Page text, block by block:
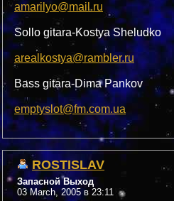
amarilyo@mail.ru
Sollo gitara-Kostya Sheludko
arealkostya@rambler.ru
Bass gitara-Dima Pankov
emptyslot@fm.com.ua
ROSTISLAV
Запасной Выход
03 March, 2005 в 23:11